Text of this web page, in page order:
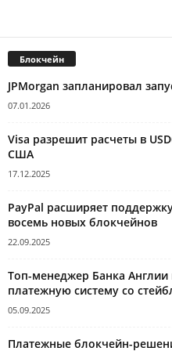
Блокчейн
JPMorgan запланировал
07.01.2026
Visa разрешит расчеты в
США
17.12.2025
PayPal расширяет
восемь новых блокчейнов
22.09.2025
Топ-менеджер Банка Англии
платежную систему со
05.09.2025
Платежные блокчейн-